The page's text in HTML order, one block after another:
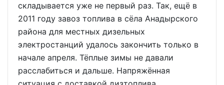
складывается уже не первый раз. Так, ещё в
2011 году завоз топлива в сёла Анадырского
района для местных дизельных
электростанций удалось закончить только в
начале апреля. Тёплые зимы не давали
расслабиться и дальше. Напряжённая